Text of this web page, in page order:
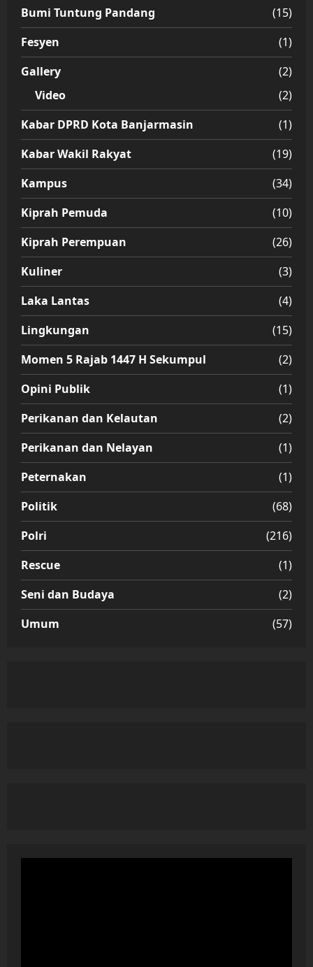
Bumi Tuntung Pandang
(15)
Fesyen
(1)
Gallery
(2)
Video
(2)
Kabar DPRD Kota Banjarmasin
(1)
Kabar Wakil Rakyat
(19)
Kampus
(34)
Kiprah Pemuda
(10)
Kiprah Perempuan
(26)
Kuliner
(3)
Laka Lantas
(4)
Lingkungan
(15)
Momen 5 Rajab 1447 H Sekumpul
(2)
Opini Publik
(1)
Perikanan dan Kelautan
(2)
Perikanan dan Nelayan
(1)
Peternakan
(1)
Politik
(68)
Polri
(216)
Rescue
(1)
Seni dan Budaya
(2)
Umum
(57)